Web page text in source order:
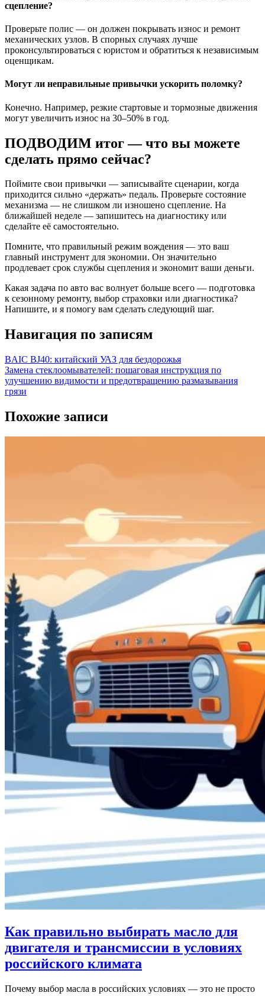
сцепление?
Проверьте полис — он должен покрывать износ и ремонт
механических узлов. В спорных случаях лучше
проконсультироваться с юристом и обратиться к независимым
оценщикам.
Могут ли неправильные привычки ускорить поломку?
Конечно. Например, резкие стартовые и тормозные движения
могут увеличить износ на 30–50% в год.
ПОДВОДИМ итог — что вы можете
сделать прямо сейчас?
Поймите свои привычки — записывайте сценарии, когда
приходится сильно «держать» педаль. Проверьте состояние
механизма — не слишком ли изношено сцепление. На
ближайшей неделе — запишитесь на диагностику или
сделайте её самостоятельно.
Помните, что правильный режим вождения — это ваш
главный инструмент для экономии. Он значительно
продлевает срок службы сцепления и экономит ваши деньги.
Какая задача по авто вас волнует больше всего — подготовка
к сезонному ремонту, выбор страховки или диагностика?
Напишите, и я помогу вам сделать следующий шаг.
Навигация по записям
BAIC BJ40: китайский УАЗ для бездорожья
Замена стеклоомывателей: пошаговая инструкция по
улучшению видимости и предотвращению размазывания
грязи
Похожие записи
Как правильно выбирать масло для
двигателя и трансмиссии в условиях
российского климата
Почему выбор масла в российских условиях — это не просто